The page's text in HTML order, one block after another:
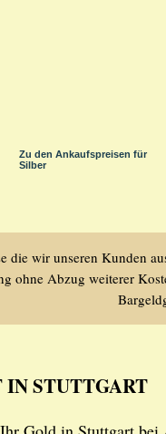
Zu den Ankaufspreisen für
Silber
die wir unseren Kunden
ohne Abzug weiterer
STUTTGART